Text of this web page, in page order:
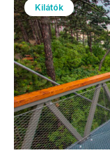
Kilátók